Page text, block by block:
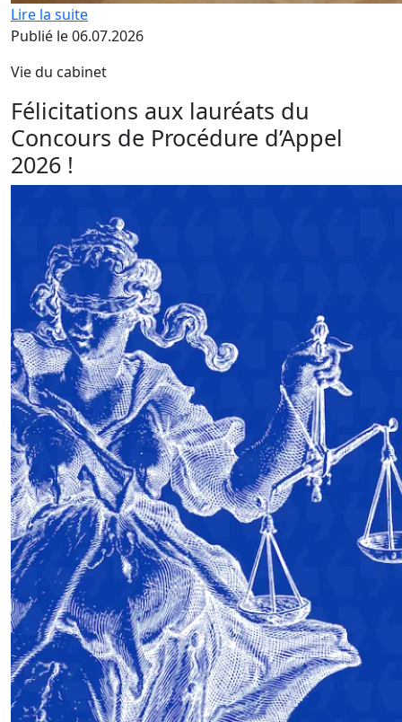
Lire la suite
Publié le 06.07.2026
Vie du cabinet
Félicitations aux lauréats du
Concours de Procédure d’Appel
2026 !